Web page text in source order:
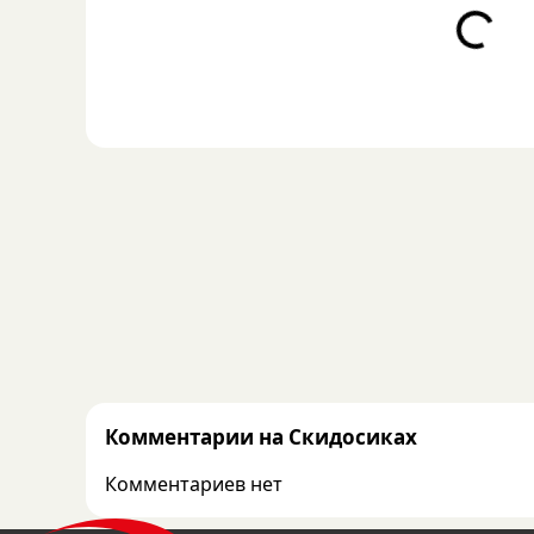
Loading...
Комментарии на Скидосиках
Комментариев нет